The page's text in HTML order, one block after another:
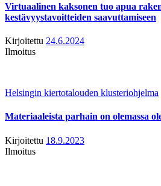
Virtuaalinen kaksonen tuo apua
kestävyystavoitteiden saavuttamiseen
Kirjoitettu 24.6.2024
Ilmoitus
Helsingin kiertotalouden klusteriohjelma
Materiaaleista parhain on olemassa
Kirjoitettu 18.9.2023
Ilmoitus